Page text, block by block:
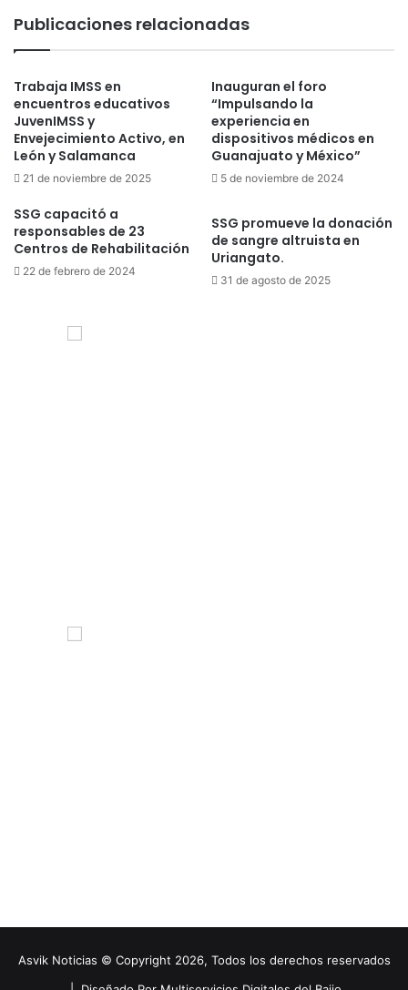
Publicaciones relacionadas
Trabaja IMSS en
encuentros educativos
JuvenIMSS y
Envejecimiento Activo, en
León y Salamanca
21 de noviembre de 2025
Inauguran el foro
“Impulsando la
experiencia en
dispositivos médicos en
Guanajuato y México”
5 de noviembre de 2024
SSG capacitó a
responsables de 23
Centros de Rehabilitación
22 de febrero de 2024
SSG promueve la donación
de sangre altruista en
Uriangato.
31 de agosto de 2025
Asvik Noticias © Copyright 2026, Todos los derechos reservados